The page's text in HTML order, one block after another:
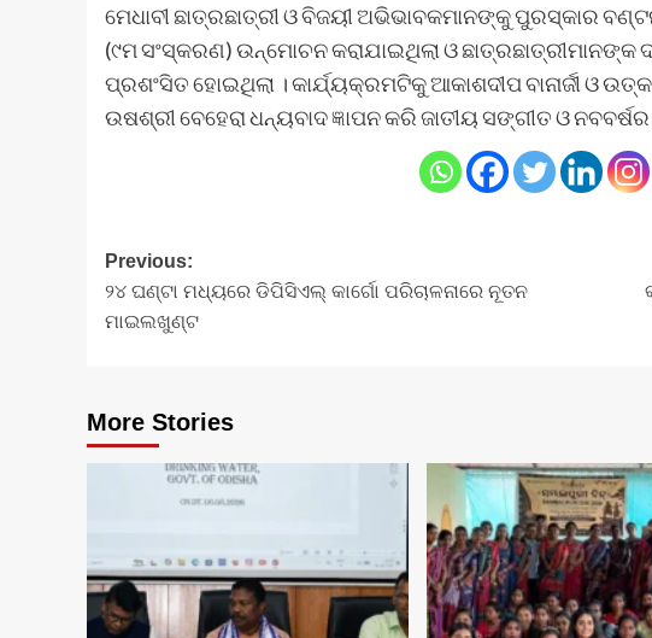
ମେଧାବୀ ଛାତ୍ରଛାତ୍ରୀ ଓ ବିଜୟୀ ଅଭିଭାବକମାନଙ୍କୁ ପୁରସ୍କାର
(୯ମ ସଂସ୍କରଣ) ଉନ୍ମୋଚନ କରାଯାଇଥିଲା ଓ ଛାତ୍ରଛାତ୍ରୀମାନଙ୍କ
ପ୍ରଶଂସିତ ହୋଇଥିଲା । କାର୍ଯ୍ୟକ୍ରମଟିକୁ ଆକାଶଦୀପ ବାନାର୍ଜୀ ଓ
ଉଷଶ୍ରୀ ବେହେରା ଧନ୍ୟବାଦ ଜ୍ଞାପନ କରି ଜାତୀୟ ସଙ୍ଗୀତ ଓ
Post
navigation
Previous:
୨୪ ଘଣ୍ଟା ମଧ୍ୟରେ ଡିପିସିଏଲ୍ କାର୍ଗୋ ପରିଚାଳନାରେ ନୂତନ
ମାଇଲଖୁଣ୍ଟ
More Stories